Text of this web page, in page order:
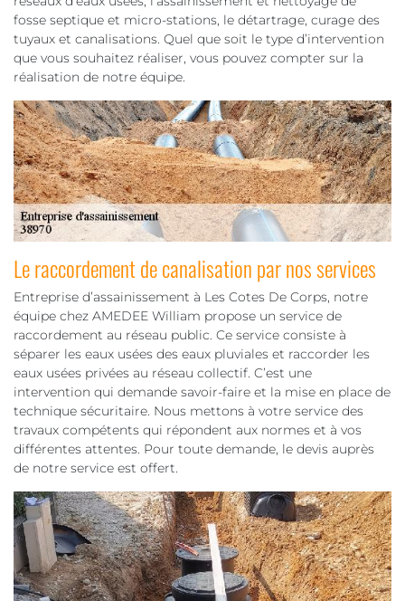
fosse septique et micro-stations, le détartrage, curage des
tuyaux et canalisations. Quel que soit le type d’intervention
que vous souhaitez réaliser, vous pouvez compter sur la
réalisation de notre équipe.
Le raccordement de canalisation par nos services
Entreprise d’assainissement à Les Cotes De Corps, notre
équipe chez AMEDEE William propose un service de
raccordement au réseau public. Ce service consiste à
séparer les eaux usées des eaux pluviales et raccorder les
eaux usées privées au réseau collectif. C’est une
intervention qui demande savoir-faire et la mise en place de
technique sécuritaire. Nous mettons à votre service des
travaux compétents qui répondent aux normes et à vos
différentes attentes. Pour toute demande, le devis auprès
de notre service est offert.